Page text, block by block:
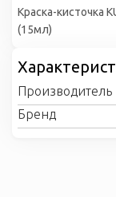
Краска-кисточка
(15мл)
Производитель
Бренд